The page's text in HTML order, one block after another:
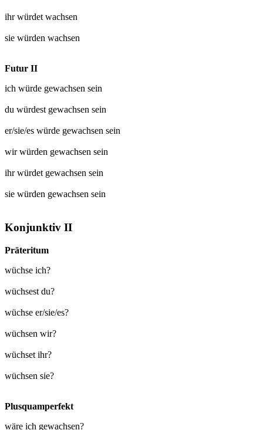
ihr würdetwachsen
sie würden wachsen
Futur II
ich würde gewachsen sein
du würdest gewachsen sein
er/sie/es würde gewachsen sein
wir würden gewachsen sein
ihr würdet gewachsen sein
sie würden gewachsen sein
Konjunktiv II
Präteritum
wüchse ich?
wüchsest du?
wüchse er/sie/es?
wüchsen wir?
wüchset ihr?
wüchsen sie?
Plusquamperfekt
wäre ich gewachsen?